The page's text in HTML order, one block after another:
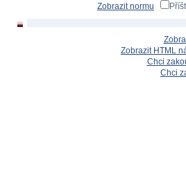
Zobrazit normu
Zobrazit HTML
Chci
Chci